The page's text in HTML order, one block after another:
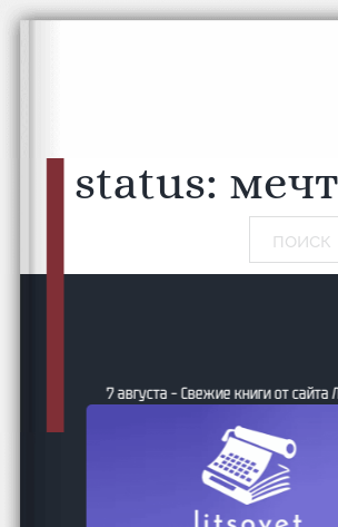
Перейти к основному содержанию
Перейти к нижнему колонтитулу
status:
Поиск
7 августа – Свежие книги от сайта